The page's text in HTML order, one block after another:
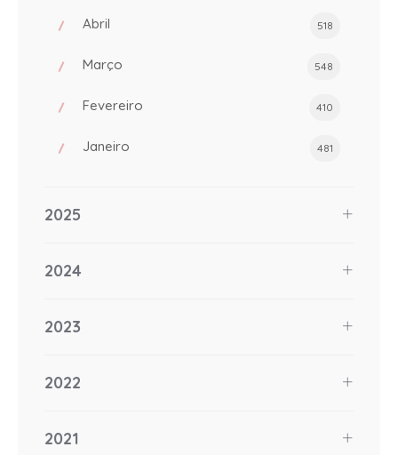
Abril 518
Março 548
Fevereiro 410
Janeiro 481
2025
2024
2023
2022
2021